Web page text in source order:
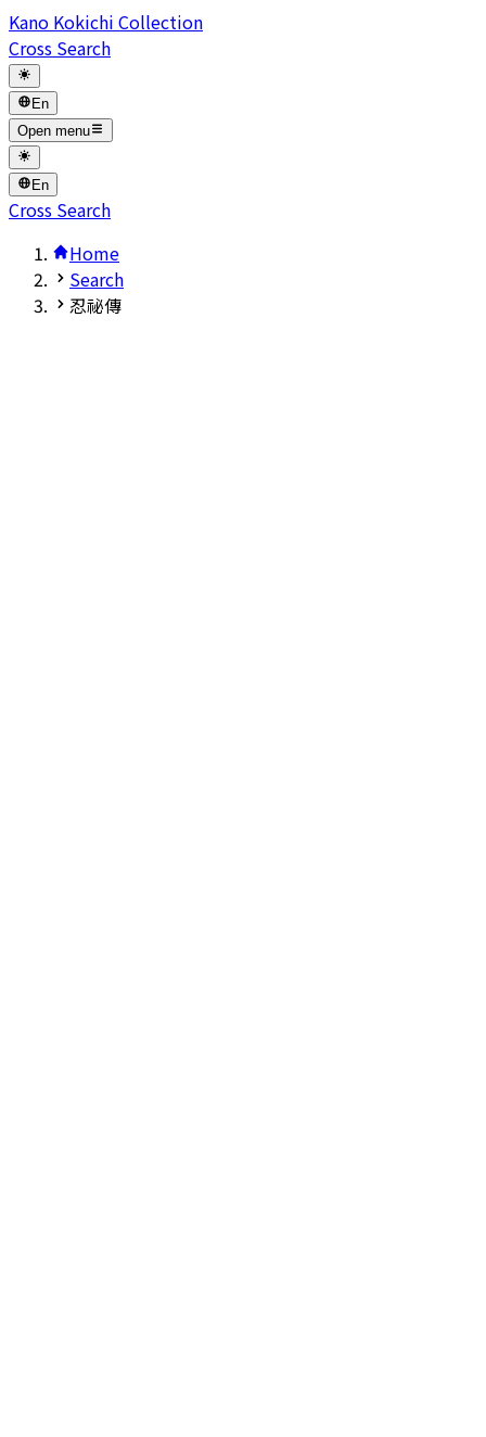
Kano Kokichi Collection
Cross Search
En
Open menu
En
Cross Search
Home
Search
忍祕傳